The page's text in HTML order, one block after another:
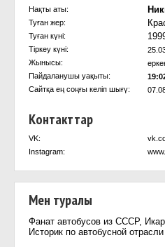
Нақты аты:
Туған жер:
Туған күні:
Тіркеу күні:
Жынысы:
Пайдаланушы уақыты:
Сайтқа ең соңғы келіп шығү:
Контакттар
VK:
Instagram:
Мен туралы
Фанат автобусов из СССР,
Историк по автобусной